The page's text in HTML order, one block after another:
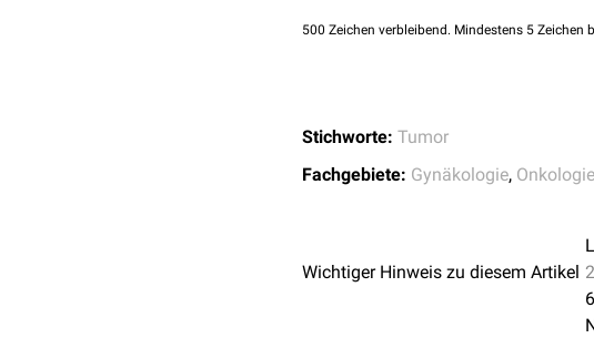
500 Zeichen verbleibend. Mindestens 5 Zeichen
Stichworte: Tumor
Fachgebiete: Gynäkologie, Onkologie
Wichtiger Hinweis zu diesem Artikel